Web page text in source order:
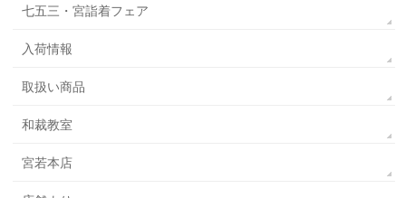
七五三・宮詣着フェア
入荷情報
取扱い商品
和裁教室
宮若本店